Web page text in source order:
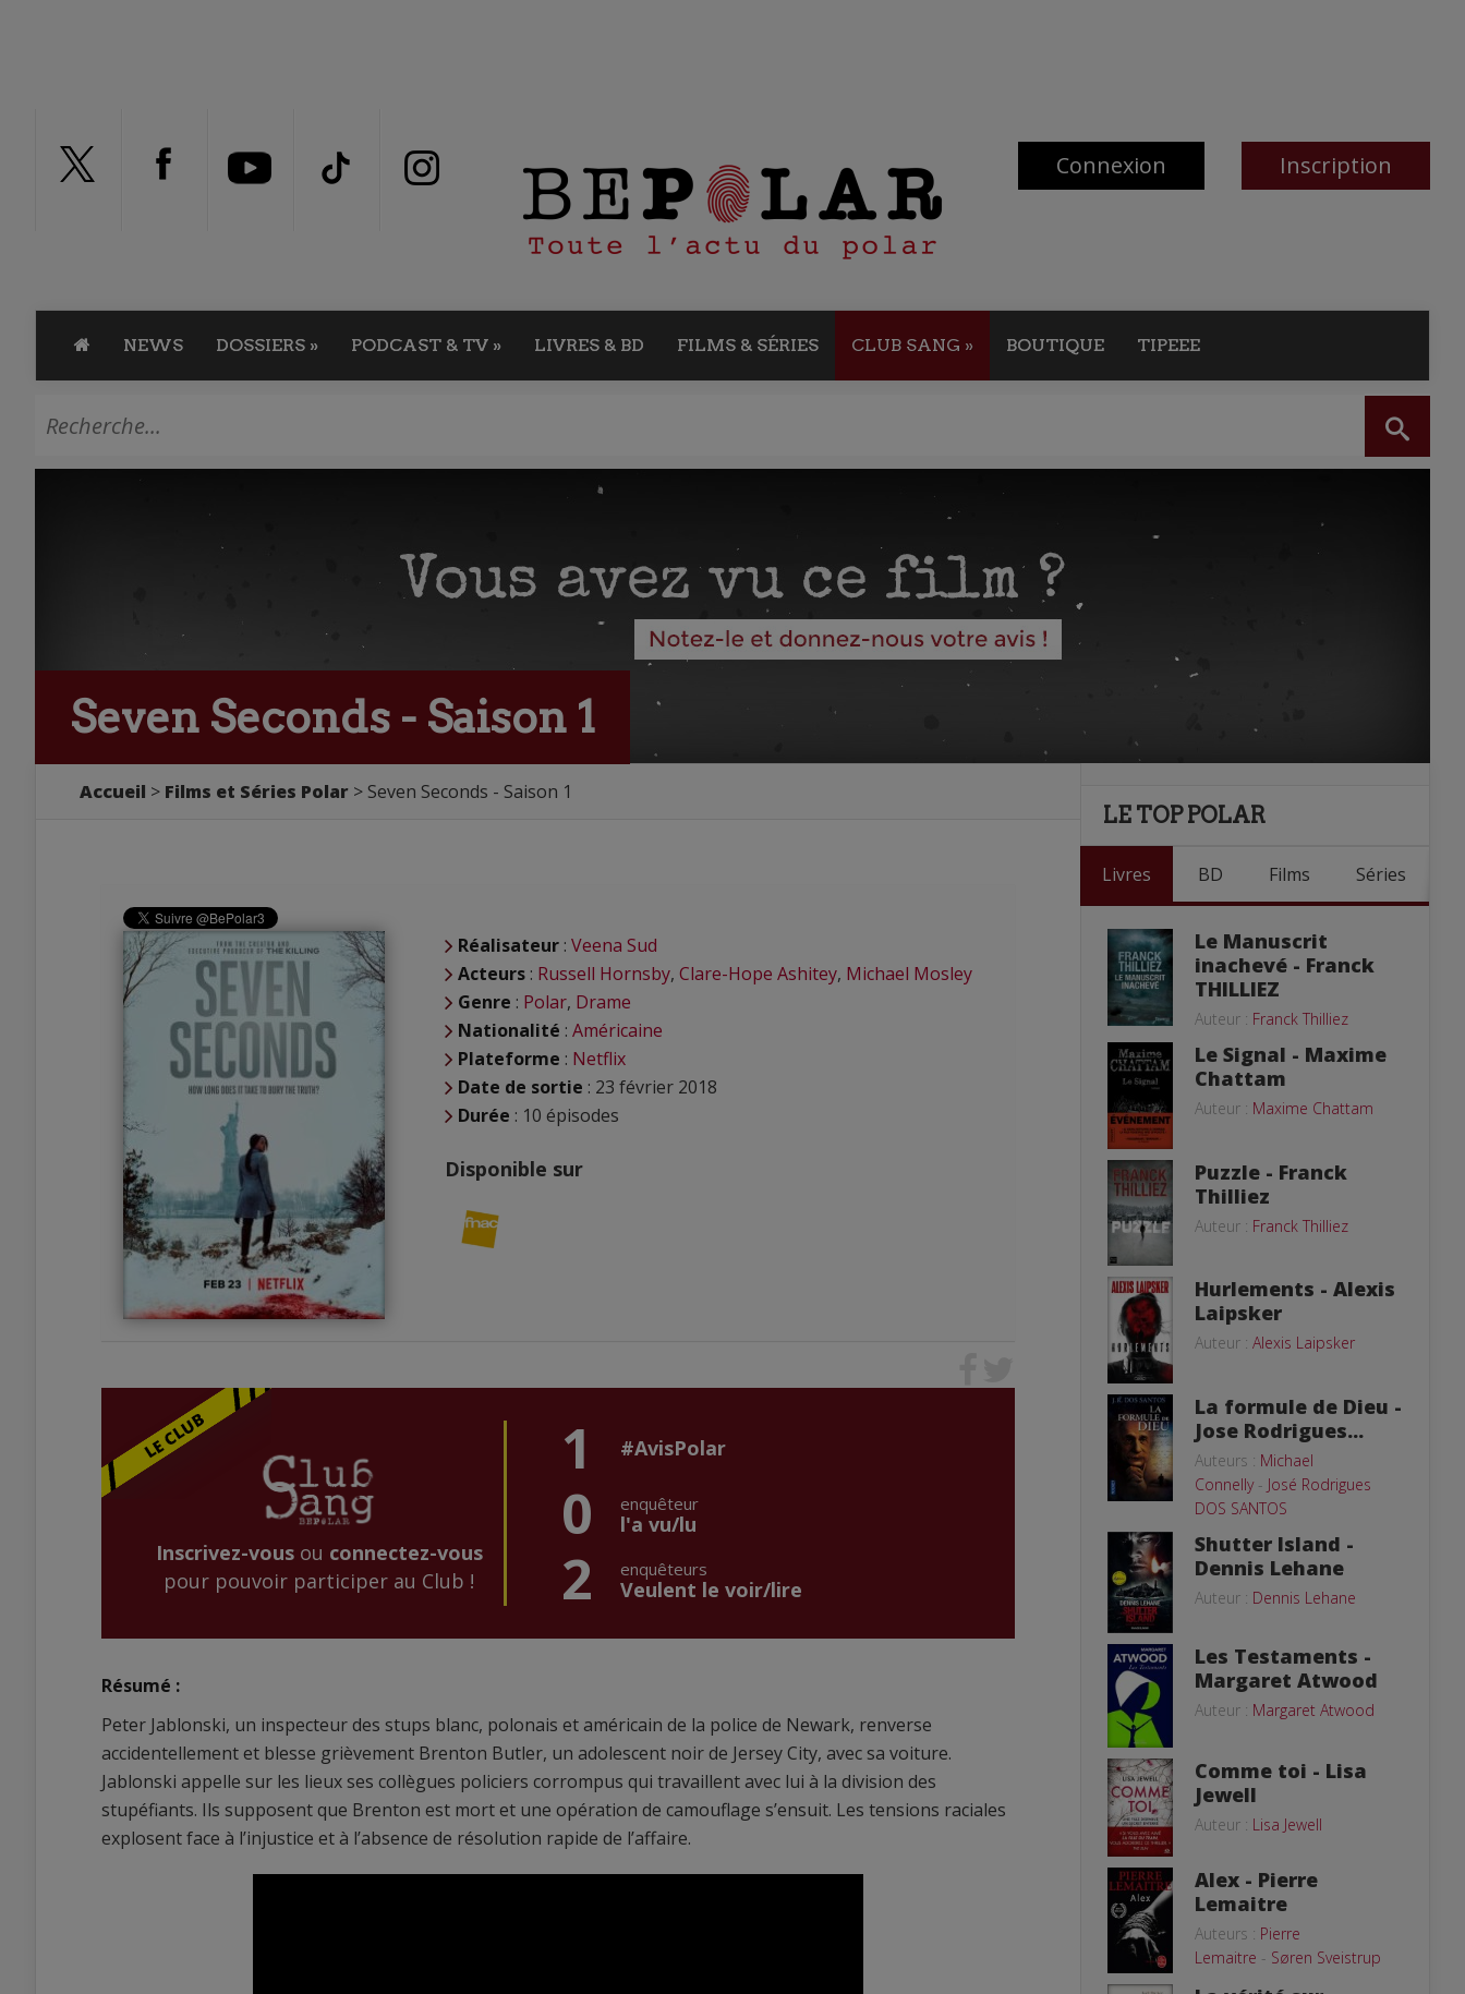
Connexion Inscription
NEWS DOSSIERS » PODCAST & TV » LIVRES & BD FILMS & SÉRIES CLUB SANG » BOUTIQUE TIPEEE
Seven Seconds - Saison 1
Accueil Films et Séries Polar Seven Seconds - Saison 1
Réalisateur : Veena Sud
Acteurs : Russell Hornsby, Clare-Hope Ashitey, Michael Mosley
Genre : Polar, Drame
Nationalité : Américaine
Plateforme : Netflix
Date de sortie : 23 février 2018
Durée : 10 épisodes
Disponible sur
Inscrivez-vousou connectez-vous
pour pouvoir participer au Club !
1 #AvisPolar
0 enquêteur
l'a vu/lu
2 enquêteurs
Veulent le voir/lire
Résumé :
Peter Jablonski, un inspecteur des stups blanc, polonais et américain de la police de Newark, renverse
accidentellement et blesse grièvement Brenton Butler, un adolescent noir de Jersey City, avec sa voiture.
Jablonski appelle sur les lieux ses collègues policiers corrompus qui travaillent avec lui à la division des
stupéfiants. Ils supposent que Brenton est mort et une opération de camouflage s’ensuit. Les tensions raciales
explosent face à l’injustice et à l’absence de résolution rapide de l’affaire.
LE TOP POLAR
Livres BD Films Séries
Le Manuscrit
inachevé - Franck
THILLIEZ
Auteur : Franck Thilliez
Le Signal - Maxime
Chattam
Auteur : Maxime Chattam
Puzzle - Franck
Thilliez
Auteur : Franck Thilliez
Hurlements - Alexis
Laipsker
Auteur : Alexis Laipsker
La formule de Dieu -
Jose Rodrigues...
Auteurs : Michael
Connelly- José Rodrigues
DOS SANTOS
Shutter Island -
Dennis Lehane
Auteur : Dennis Lehane
Les Testaments -
Margaret Atwood
Auteur : Margaret Atwood
Comme toi - Lisa
Jewell
Auteur : Lisa Jewell
Alex - Pierre
Lemaitre
Auteurs : Pierre
Lemaitre - Søren Sveistrup